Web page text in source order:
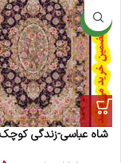
جدید
شاه عباسی-زندگی کوچک